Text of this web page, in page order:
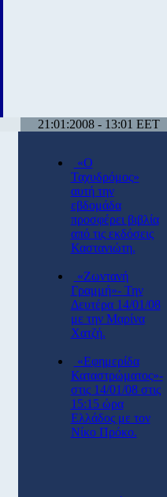
21:01:2008 - 13:01 EET
«Ο
Ταχυδρόμος»
αυτή την
εβδομάδα
προσφέρει βιβλία
από τις εκδόσεις
Καστανιώτη.
«Ζωντανή
Γραμμή»- Την
Δευτέρα 14/01/08
με την Μαρίνα
Χατζή.
«Εφημερίδα
Καταστρώματος»-
στις 14/01/08 στις
15:15 ώρα
Ελλάδος με τον
Νίκο Πρόκο.